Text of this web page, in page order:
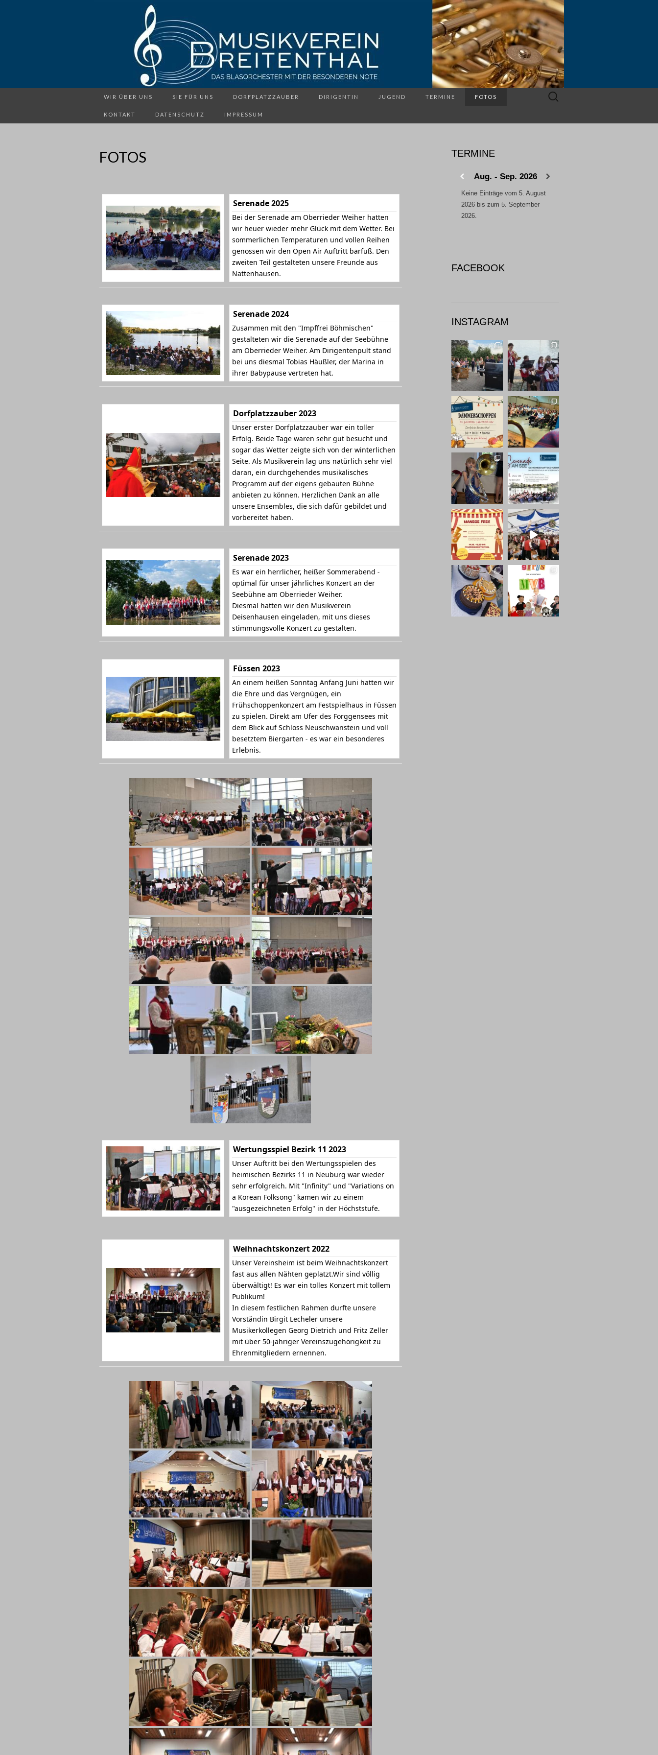
WIR ÜBER UNS SIE FÜR UNS DORFPLATZZAUBER DIRIGENTIN JUGEND TERMINE FOTOS
KONTAKT DATENSCHUTZ IMPRESSUM
Suchen
FOTOS
Serenade 2025
Bei der Serenade am Oberrieder Weiher hatten
wir heuer wieder mehr Glück mit dem Wetter. Bei
sommerlichen Temperaturen und vollen Reihen
genossen wir den Open Air Auftritt barfuß. Den
zweiten Teil gestalteten unsere Freunde aus
Nattenhausen.
Serenade 2024
Zusammen mit den "Impffrei Böhmischen"
gestalteten wir die Serenade auf der Seebühne
am Oberrieder Weiher. Am Dirigentenpult stand
bei uns diesmal Tobias Häußler, der Marina in
ihrer Babypause vertreten hat.
Dorfplatzzauber 2023
Unser erster Dorfplatzzauber war ein toller
Erfolg. Beide Tage waren sehr gut besucht und
sogar das Wetter zeigte sich von der winterlichen
Seite. Als Musikverein lag uns natürlich sehr viel
daran, ein durchgehendes musikalisches
Programm auf der eigens gebauten Bühne
anbieten zu können. Herzlichen Dank an alle
unsere Ensembles, die sich dafür gebildet und
vorbereitet haben.
Serenade 2023
Es war ein herrlicher, heißer Sommerabend -
optimal für unser jährliches Konzert an der
Seebühne am Oberrieder Weiher.
Diesmal hatten wir den Musikverein
Deisenhausen eingeladen, mit uns dieses
stimmungsvolle Konzert zu gestalten.
Füssen 2023
An einem heißen Sonntag Anfang Juni hatten wir
die Ehre und das Vergnügen, ein
Frühschoppenkonzert am Festspielhaus in Füssen
zu spielen. Direkt am Ufer des Forggensees mit
dem Blick auf Schloss Neuschwanstein und voll
besetztem Biergarten - es war ein besonderes
Erlebnis.
Wertungsspiel Bezirk 11 2023
Unser Auftritt bei den Wertungsspielen des
heimischen Bezirks 11 in Neuburg war wieder
sehr erfolgreich. Mit "Infinity" und "Variations on
a Korean Folksong" kamen wir zu einem
"ausgezeichneten Erfolg" in der Höchststufe.
Weihnachtskonzert 2022
Unser Vereinsheim ist beim Weihnachtskonzert
fast aus allen Nähten geplatzt.Wir sind völlig
überwältigt! Es war ein tolles Konzert mit tollem
Publikum!
In diesem festlichen Rahmen durfte unsere
Vorständin Birgit Lecheler unsere
Musikerkollegen Georg Dietrich und Fritz Zeller
mit über 50-jähriger Vereinszugehörigkeit zu
Ehrenmitgliedern ernennen.
TERMINE
Aug. - Sep. 2026
Keine Einträge vom 5. August
2026 bis zum 5. September
2026.
FACEBOOK
INSTAGRAM